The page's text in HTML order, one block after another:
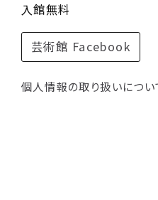
入館無料
芸術館 Facebook
個人情報の取り扱いについ